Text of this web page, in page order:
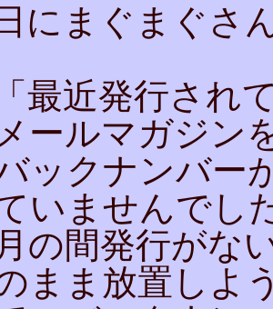
にまぐまぐさ
最近発行され
ールマガジン
ックナンバー
いませんでし
の間発行がな
まま放置しよ